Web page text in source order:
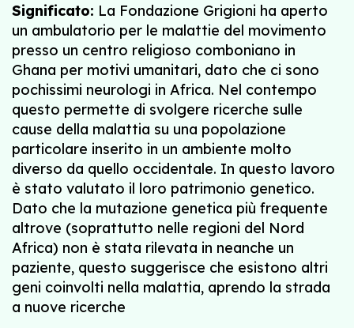
Significato: La Fondazione Grigioni ha aperto
un ambulatorio per le malattie del movimento
presso un centro religioso comboniano in
Ghana per motivi umanitari, dato che ci sono
pochissimi neurologi in Africa. Nel contempo
questo permette di svolgere ricerche sulle
cause della malattia su una popolazione
particolare inserito in un ambiente molto
diverso da quello occidentale. In questo lavoro
è stato valutato il loro patrimonio genetico.
Dato che la mutazione genetica più frequente
altrove (soprattutto nelle regioni del Nord
Africa) non è stata rilevata in neanche un
paziente, questo suggerisce che esistono altri
geni coinvolti nella malattia, aprendo la strada
a nuove ricerche